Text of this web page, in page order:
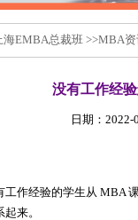
海EMBA总裁班 >>MBA资
没有工作经
日期：2022-
作经验的学生从 MBA
来。